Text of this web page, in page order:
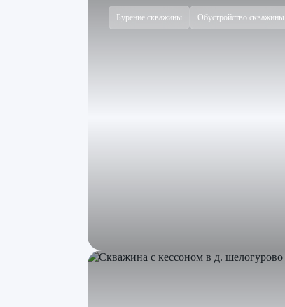
Бурение скважины Обустройство скважины